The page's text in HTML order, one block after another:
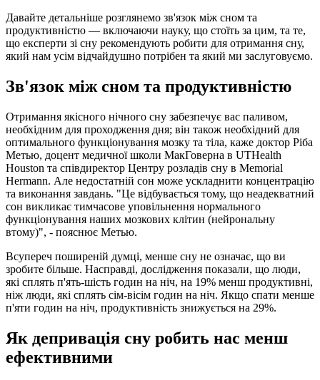
Давайте детальніше розглянемо зв'язок між сном та
продуктивністю — включаючи науку, що стоїть за цим, та те,
що експерти зі сну рекомендують робити для отримання сну,
який нам усім відчайдушно потрібен та який ми заслуговуємо.
Зв'язок між сном та продуктивністю
Отримання якісного нічного сну забезпечує вас паливом,
необхідним для проходження дня; він також необхідний для
оптимального функціонування мозку та тіла, каже доктор Ріба
Метью, доцент медичної школи МакГоверна в UTHealth
Houston та співдиректор Центру розладів сну в Memorial
Hermann. Але недостатній сон може ускладнити концентрацію
та виконання завдань. "Це відбувається тому, що неадекватний
сон викликає тимчасове уповільнення нормального
функціонування наших мозкових клітин (нейрональну
втому)", - пояснює Метью.
Всупереч поширеній думці, менше сну не означає, що ви
зробите більше. Насправді, дослідження показали, що люди,
які сплять п'ять-шість годин на ніч, на 19% менш продуктивні,
ніж люди, які сплять сім-вісім годин на ніч. Якщо спати менше
п'яти годин на ніч, продуктивність знижується на 29%.
Як депривація сну робить нас менш
ефективними